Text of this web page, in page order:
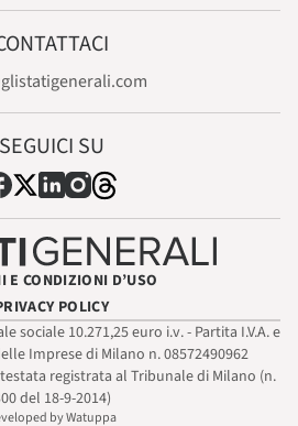
SEGUICI SU
E CONDIZIONI D’USO
POLICY
sociale 10.271,25 euro i.v. - Partita I.V.A. e
Imprese di Milano n. 08572490962
registrata al Tribunale di Milano (n.
del 18-9-2014)
by Watuppa